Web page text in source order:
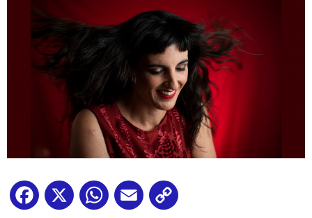
Facebook
X WhatsApp
Email